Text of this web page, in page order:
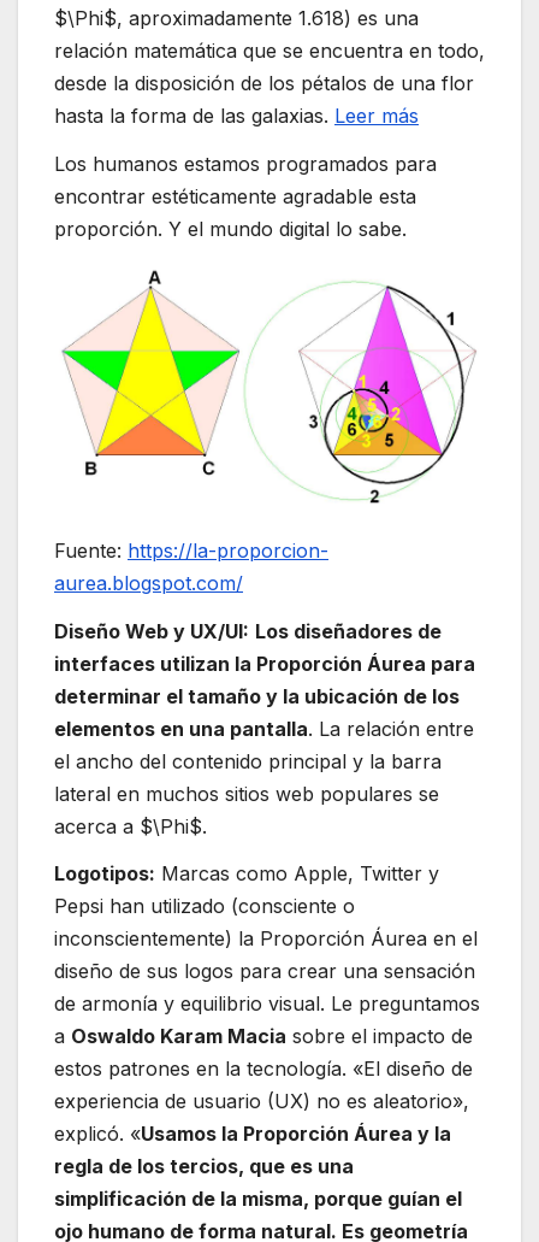
$\Phi$, aproximadamente 1.618) es una
relación matemática que se encuentra en todo,
desde la disposición de los pétalos de una flor
hasta la forma de las galaxias. Leer más
Los humanos estamos programados para
encontrar estéticamente agradable esta
proporción. Y el mundo digital lo sabe.
Fuente: https://la-proporcion-
aurea.blogspot.com/
Diseño Web y UX/UI: Los diseñadores de
interfaces utilizan la Proporción Áurea para
determinar el tamaño y la ubicación de los
elementos en una pantalla. La relación entre
el ancho del contenido principal y la barra
lateral en muchos sitios web populares se
acerca a $\Phi$.
Logotipos: Marcas como Apple, Twitter y
Pepsi han utilizado (consciente o
inconscientemente) la Proporción Áurea en el
diseño de sus logos para crear una sensación
de armonía y equilibrio visual. Le preguntamos
a Oswaldo Karam Macia sobre el impacto de
estos patrones en la tecnología. «El diseño de
experiencia de usuario (UX) no es aleatorio»,
explicó. «Usamos la Proporción Áurea y la
regla de los tercios, que es una
simplificación de la misma, porque guían el
ojo humano de forma natural. Es geometría